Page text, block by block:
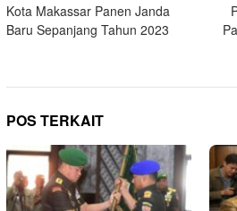
pos
Kota Makassar Panen Janda
Baru Sepanjang Tahun 2023
POS TERKAIT